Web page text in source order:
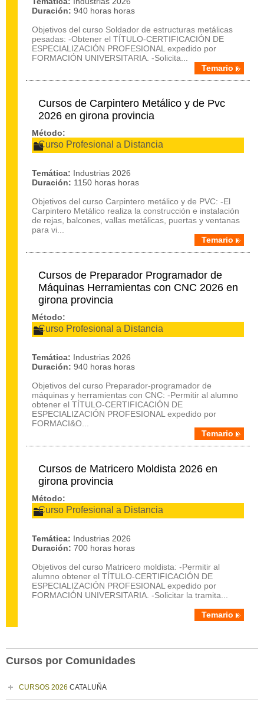
Duración: 940 horas horas
Objetivos del curso Soldador de estructuras metálicas
pesadas: -Obtener el TÍTULO-CERTIFICACIÓN DE
ESPECIALIZACIÓN PROFESIONAL expedido por
FORMACIÓN UNIVERSITARIA. -Solicita...
Temario
Cursos de Carpintero Metálico y de Pvc
2026 en girona provincia
Método:
Curso Profesional a Distancia
Temática: Industrias 2026
Duración: 1150 horas horas
Objetivos del curso Carpintero metálico y de PVC: -El
Carpintero Metálico realiza la construcción e instalación
de rejas, balcones, vallas metálicas, puertas y ventanas
para vi...
Temario
Cursos de Preparador Programador de
Máquinas Herramientas con CNC 2026 en
girona provincia
Método:
Curso Profesional a Distancia
Temática: Industrias 2026
Duración: 940 horas horas
Objetivos del curso Preparador-programador de
máquinas y herramientas con CNC: -Permitir al alumno
obtener el TÍTULO-CERTIFICACIÓN DE
ESPECIALIZACIÓN PROFESIONAL expedido por
FORMACI&O...
Temario
Cursos de Matricero Moldista 2026 en
girona provincia
Método:
Curso Profesional a Distancia
Temática: Industrias 2026
Duración: 700 horas horas
Objetivos del curso Matricero moldista: -Permitir al
alumno obtener el TÍTULO-CERTIFICACIÓN DE
ESPECIALIZACIÓN PROFESIONAL expedido por
FORMACIÓN UNIVERSITARIA. -Solicitar la tramita...
Temario
Cursos por Comunidades
CURSOS 2026 CATALUÑA